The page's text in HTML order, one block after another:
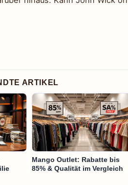
ARTIKEL
Mango Outlet: Rabatte bis
85% & Qualität im Vergleich